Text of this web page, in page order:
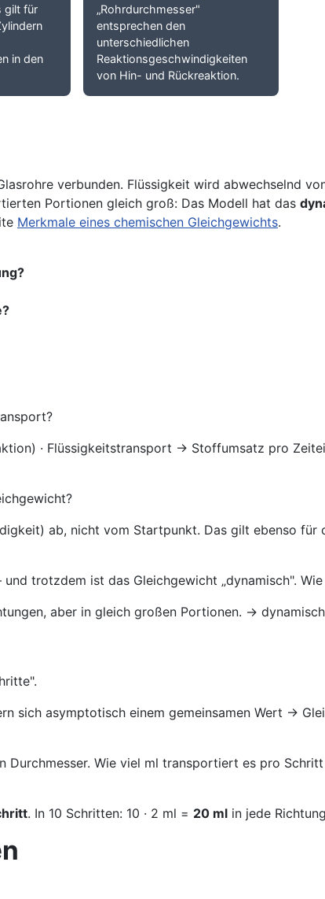
gilt für
in den
„Rohrdurchmesser"
entsprechen den
unterschiedlichen
Reaktionsgeschwindigkeiten
von Hin- und Rückreaktion.
verbunden. Flüssigkeit wird abwechselnd
Portionen gleich groß: Das Modell hat das
Merkmale eines chemischen Gleichgewichts.
· Flüssigkeitstransport → Stoffumsatz pro
ab, nicht vom Startpunkt. Das gilt ebenso für
trotzdem ist das Gleichgewicht „dynamisch".
aber in gleich großen Portionen. →
sich asymptotisch einem gemeinsamen Wert →
Wie viel ml transportiert es pro
. In 10 Schritten: 10 · 2 ml = 20 ml in jede